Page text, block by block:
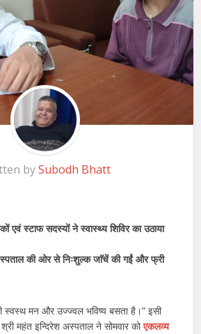
bySubodh Bhatt
एवं स्टाफ सदस्यों ने स्वास्थ्य शिविर का उठाया
की ओर से निःशुल्क जाॅचें की गईं और फ्री
स्वस्थ मन और उज्ज्वल भविष्य बसता है।” इसी
महंत इन्दिरेश अस्पताल ने सोमवार कोएकलव्य